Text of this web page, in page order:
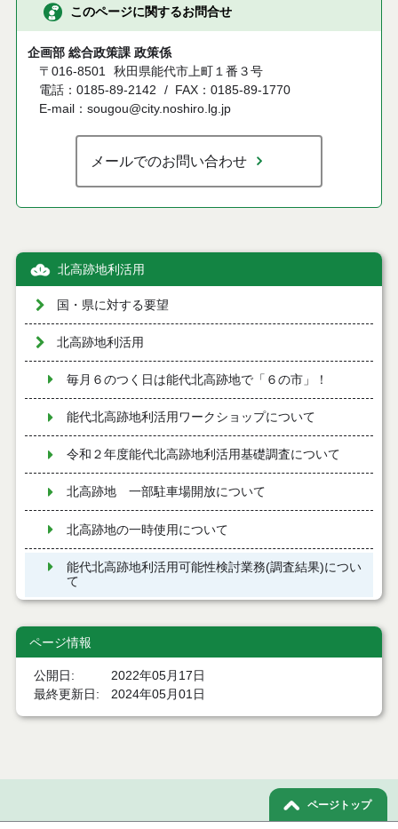
このページに関するお問合せ
企画部 総合政策課 政策係
〒016-8501 秋田県能代市上町１番３号
電話：0185-89-2142
FAX：0185-89-1770
E-mail：sougou@city.noshiro.lg.jp
メールでのお問い合わせ
北高跡地利活用
国・県に対する要望
北高跡地利活用
毎月６のつく日は能代北高跡地で「６の市」！
能代北高跡地利活用ワークショップについて
令和２年度能代北高跡地利活用基礎調査について
北高跡地 一部駐車場開放について
北高跡地の一時使用について
能代北高跡地利活用可能性検討業務(調査結果)につい
て
ページ情報
公開日
2022年05月17日
最終更新日
2024年05月01日
ページトップ